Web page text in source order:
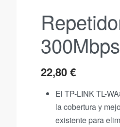
22,80€
El TP-LINK TL-
la cobertura y
existente para